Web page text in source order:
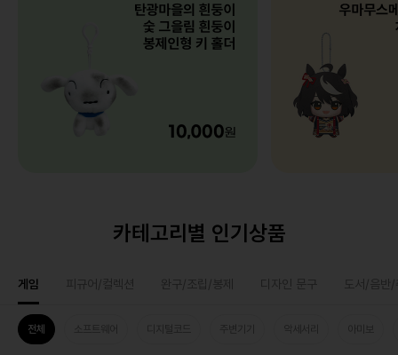
카테고리별 인기상품
게임 피규어/컬렉션 완구/조립/봉제 디자인 문구 도서/음반
전체 디지털코드 주변기기 악세서리